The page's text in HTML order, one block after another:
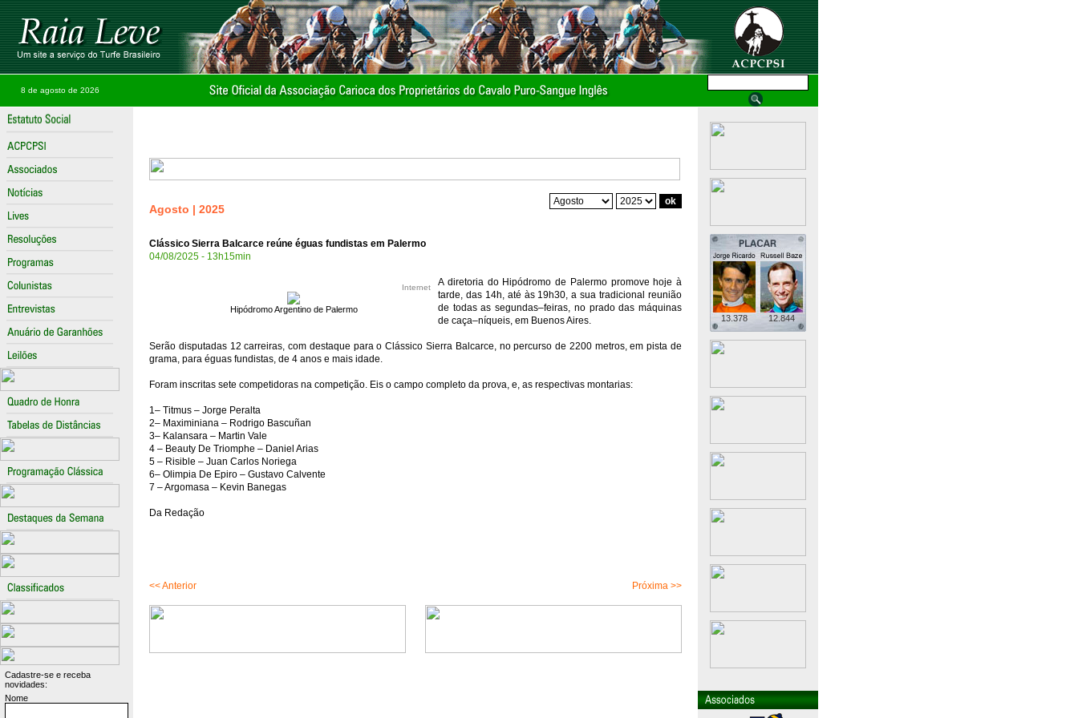
8 de agosto de 2026
Cadastre-se e receba
novidades:
Nome
Agosto | 2025
Clássico Sierra Balcarce reúne éguas fundistas em Palermo
04/08/2025 - 13h15min
Internet
Hipódromo Argentino de Palermo
A diretoria do Hipódromo de Palermo promove hoje à
tarde, das 14h, até às 19h30, a sua tradicional reunião
de todas as segundas–feiras, no prado das máquinas
de caça–níqueis, em Buenos Aires.
Serão disputadas 12 carreiras, com destaque para o Clássico Sierra Balcarce, no percurso de 2200 metros, em pista de
grama, para éguas fundistas, de 4 anos e mais idade.
Foram inscritas sete competidoras na competição. Eis o campo completo da prova, e, as respectivas montarias:
1– Titmus – Jorge Peralta
2– Maximiniana – Rodrigo Bascuñan
3– Kalansara – Martin Vale
4 – Beauty De Triomphe – Daniel Arias
5 – Risible – Juan Carlos Noriega
6– Olimpia De Epiro – Gustavo Calvente
7 – Argomasa – Kevin Banegas
Da Redação
<< Anterior Próxima >>
13.378 12.844